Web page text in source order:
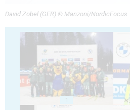
David Zobel (GER) © Manzoni/NordicFocus
1